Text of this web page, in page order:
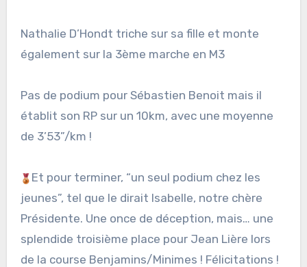
Nathalie D’Hondt triche sur sa fille et monte
également sur la 3ème marche en M3
Pas de podium pour Sébastien Benoit mais il
établit son RP sur un 10km, avec une moyenne
de 3’53”/km !
Et pour terminer, “un seul podium chez les
jeunes”, tel que le dirait Isabelle, notre chère
Présidente. Une once de déception, mais… une
splendide troisième place pour Jean Lière lors
de la course Benjamins/Minimes ! Félicitations !